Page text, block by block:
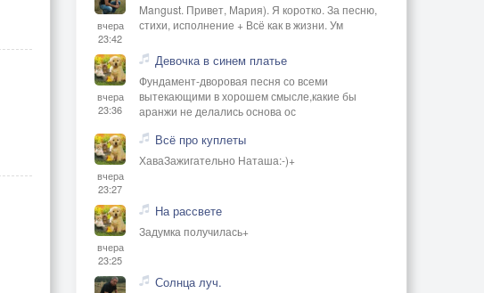
вчера
23:42
Mangust. Привет, Мария). Я коротко. За песню,
стихи, исполнение + Всё как в жизни. Ум
вчера
23:36
Девочка в синем платье
Фундамент-дворовая песня со всеми
вытекающими в хорошем смысле,какие бы
аранжи не делались основа ос
вчера
23:27
Всё про куплеты
ХаваЗажигательно Наташа:-)+
вчера
23:25
На рассвете
Задумка получилась+
Солнца луч.